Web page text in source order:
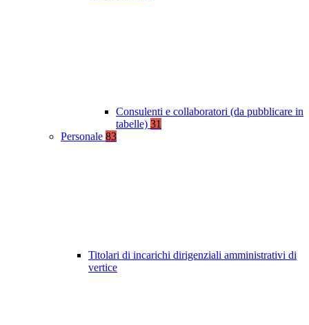
Consulenti e collaboratori (da pubblicare in
tabelle) 31
Personale 83
Titolari di incarichi dirigenziali amministrativi di
vertice